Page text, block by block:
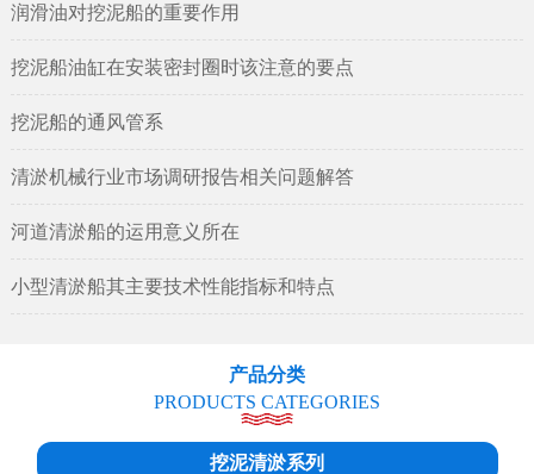
润滑油对挖泥船的重要作用
挖泥船油缸在安装密封圈时该注意的要点
挖泥船的通风管系
清淤机械行业市场调研报告相关问题解答
河道清淤船的运用意义所在
小型清淤船其主要技术性能指标和特点
产品分类
PRODUCTS CATEGORIES
挖泥清淤系列